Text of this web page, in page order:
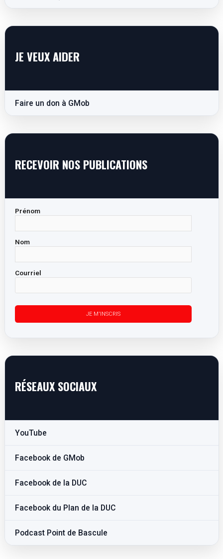
JE VEUX AIDER
Faire un don à GMob
RECEVOIR NOS PUBLICATIONS
Prénom
Nom
Courriel
RÉSEAUX SOCIAUX
YouTube
Facebook de GMob
Facebook de la DUC
Facebook du Plan de la DUC
Podcast Point de Bascule